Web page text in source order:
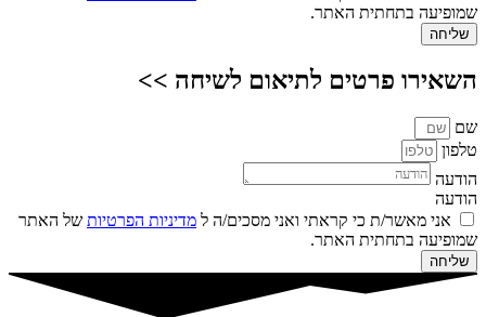
שמופיעה בתחתית האתר.
שליחה
השאירו פרטים לתיאום לשיחה >>
שם
טלפון
הודעה
הודעה
אני מאשר/ת כי קראתי ואני מסכים/ה ל מדיניות הפרטיות של האתר
שמופיעה בתחתית האתר.
שליחה